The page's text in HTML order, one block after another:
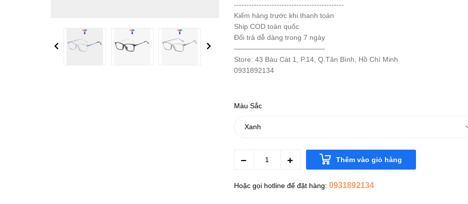
Previous Next
--------------------------------------------
Kiểm hàng trước khi thanh toán
Ship COD toàn quốc
Đổi trả dễ dàng trong 7 ngày
—————————————
Store: 43 Bàu Cát 1, P.14, Q.Tân Bình, Hồ Chí Minh
0931892134
Màu Sắc
Thêm vào giỏ hàng
Hoặc gọi hotline để đặt hàng: 0931892134